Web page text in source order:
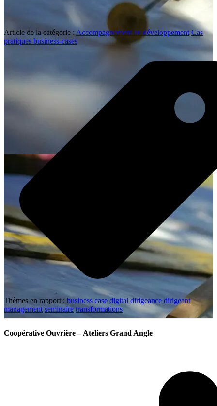
Article de la catégorie :Accompagnement au développement Cas
pratiques business-cases
Thèmes en rapport : business case digital dirigeance dirigeant
management seminaire transformations
Coopérative Ouvrière – Ateliers Grand Angle